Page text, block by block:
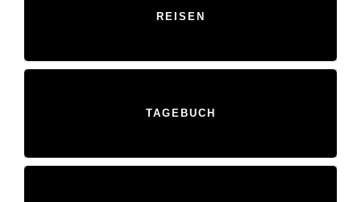
REISEN
TAGEBUCH